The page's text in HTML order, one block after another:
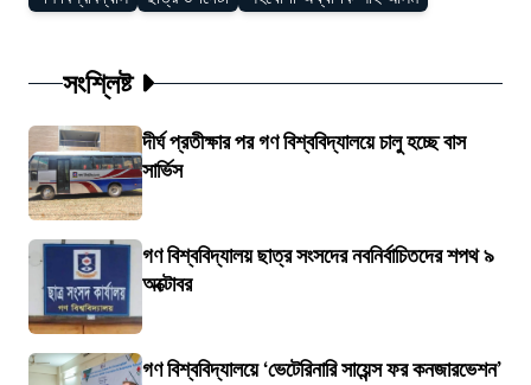
সংশ্লিষ্ট
দীর্ঘ প্রতীক্ষার পর গণ বিশ্ববিদ্যালয়ে চালু হচ্ছে বাস
সার্ভিস
গণ বিশ্ববিদ্যালয় ছাত্র সংসদের নবনির্বাচিতদের শপথ ৯
অক্টোবর
গণ বিশ্ববিদ্যালয়ে ‘ভেটেরিনারি সায়েন্স ফর কনজারভেশন’